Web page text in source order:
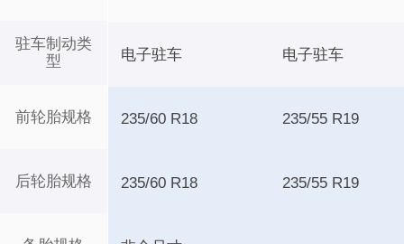
驻车制动类
型
前轮胎规格
后轮胎规格
电子驻车 电子驻车
235/60 R18 235/55 R19
235/60 R18 235/55 R19